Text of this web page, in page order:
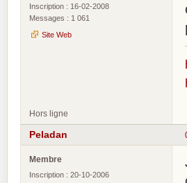
Inscription : 16-02-2008
Messages : 1 061
Site Web
Hors ligne
Peladan
Membre
Inscription : 20-10-2006